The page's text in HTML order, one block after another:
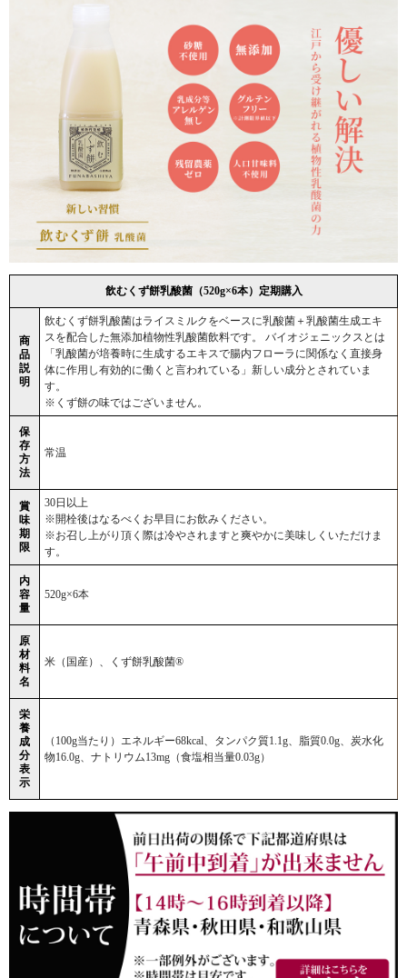
飲むくず餅乳酸菌（520g×6本）定期購入
商
品
説
明
飲むくず餅乳酸菌はライスミルクをベースに乳酸菌＋乳酸菌生成エキ
スを配合した無添加植物性乳酸菌飲料です。 バイオジェニックスとは
「乳酸菌が培養時に生成するエキスで腸内フローラに関係なく直接身
体に作用し有効的に働くと言われている」新しい成分とされていま
す。
※くず餅の味ではございません。
保
存
方
法
常温
賞
味
期
限
30日以上
※開栓後はなるべくお早目にお飲みください。
※お召し上がり頂く際は冷やされますと爽やかに美味しくいただけま
す。
内
容
量
520g×6本
原
材
料
名
米（国産）、くず餅乳酸菌®
栄
養
成
分
表
示
（100g当たり）エネルギー68kcal、タンパク質1.1g、脂質0.0g、炭水化
物16.0g、ナトリウム13mg（食塩相当量0.03g）